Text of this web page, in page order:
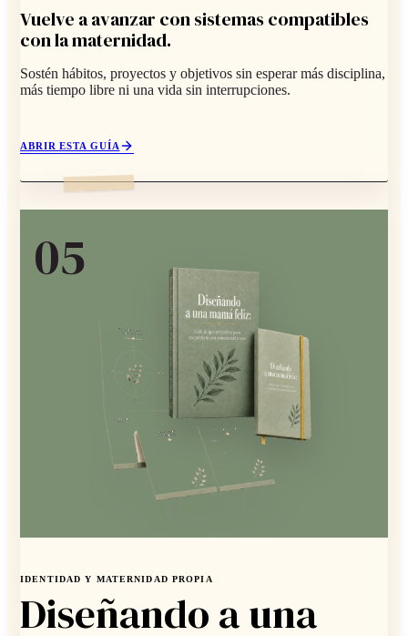
Vuelve a avanzar con sistemas compatibles
con la maternidad.
Sostén hábitos, proyectos y objetivos sin esperar más disciplina,
más tiempo libre ni una vida sin interrupciones.
ABRIR ESTA GUÍA
05
IDENTIDAD Y MATERNIDAD PROPIA
Diseñando a una